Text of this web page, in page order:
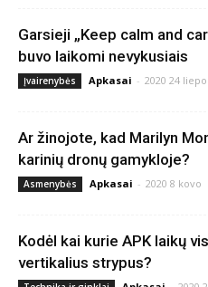
Garsieji „Keep calm and
buvo laikomi nevykusiais
Įvairenybės Apkasai - 2020 24
Ar žinojote, kad Marilyn
karinių dronų gamykloje?
Asmenybės Apkasai - 2020 8 kovo
Kodėl kai kurie APK laikų
vertikalius strypus?